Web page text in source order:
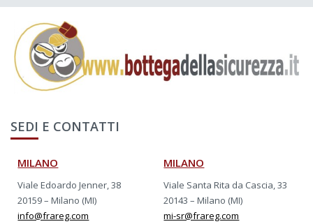
SEDI E CONTATTI
MILANO
Viale Edoardo Jenner, 38
20159 – Milano (MI)
info@frareg.com
MILANO
Viale Santa Rita da Cascia, 33
20143 – Milano (MI)
mi-sr@frareg.com